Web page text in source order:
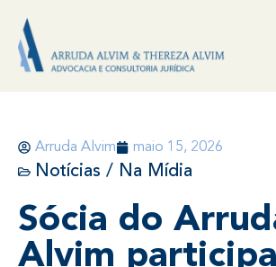
Arruda Alvim maio 15, 2026
Notícias / Na Mídia
Sócia do
Alvim